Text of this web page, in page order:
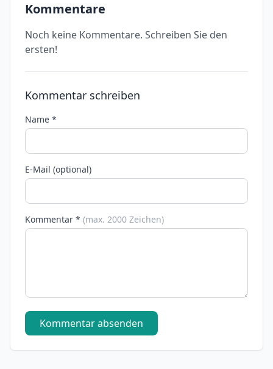
Kommentare
Noch keine Kommentare. Schreiben Sie den
ersten!
Kommentar schreiben
Name *
E-Mail (optional)
Kommentar * (max. 2000 Zeichen)
Kommentar absenden